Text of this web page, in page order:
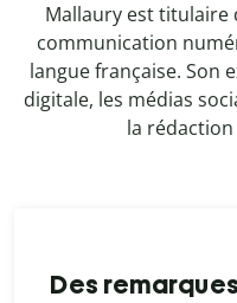
Mallaury est titulaire
communication
langue française. Son
digitale, les médias
la
Des